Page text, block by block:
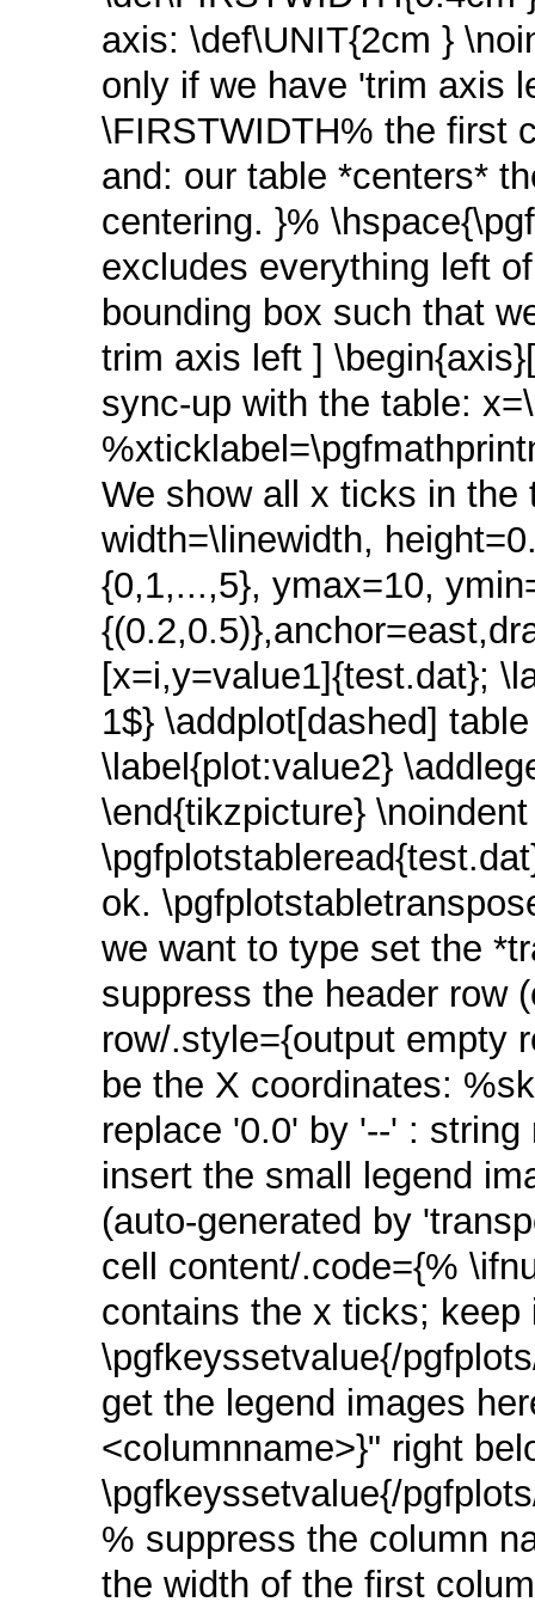
axis: \def\UNIT{2cm }
only if we have 'trim axis
\FIRSTWIDTH% the first
and: our table *centers*
centering. }%
excludes everything left
bounding box such that
trim axis left ]
sync-up with the table:
We show all x ticks in the
width=\linewidth,
{0,1,...,5}, ymax=10,
[x=i,y=value1]{test.dat};
1$} \addplot[dashed]
\label{plot:value2}
\end{tikzpicture}
ok.
we want to type set the
suppress the header row
row/.style={output empty
be the X coordinates:
replace '0.0' by '--' :
insert the small legend
(auto-generated by
cell content/.code={%
contains the x ticks; keep
\pgfkeyssetvalue{/
get the legend images
<columnname>}" right
\pgfkeyssetvalue{/
% suppress the column
the width of the first